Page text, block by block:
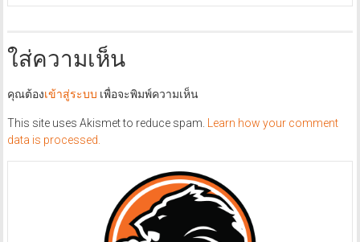
ใส่ความเห็น
คุณต้องเข้าสู่ระบบ เพื่อจะพิมพ์ความเห็น
This site uses Akismet to reduce spam. Learn how your comment
data is processed.